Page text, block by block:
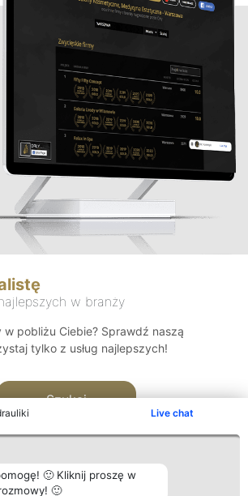
Live chat
🙂 Kliknij proszę w
🙂
w branży
w pobliżu Ciebie? Sprawdź naszą
tylko z usług najlepszych!
Szukaj